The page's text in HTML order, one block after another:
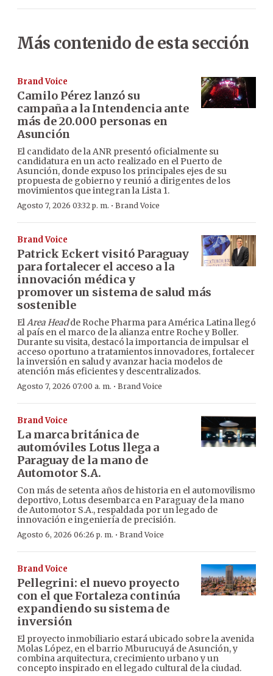
Más contenido de esta sección
Brand Voice
Camilo Pérez lanzó su
campaña a la Intendencia ante
más de 20.000 personas en
Asunción
El candidato de la ANR presentó oficialmente su
candidatura en un acto realizado en el Puerto de
Asunción, donde expuso los principales ejes de su
propuesta de gobierno y reunió a dirigentes de los
movimientos que integran la Lista 1.
Agosto 7, 2026 03:32 p. m. · Brand Voice
Brand Voice
Patrick Eckert visitó Paraguay
para fortalecer el acceso a la
innovación médica y
promover un sistema de salud más
sostenible
ElArea Headde Roche Pharma para América Latina llegó
al país en el marco de la alianza entre Roche y Boller.
Durante su visita, destacó la importancia de impulsar el
acceso oportuno a tratamientos innovadores, fortalecer
la inversión en salud y avanzar hacia modelos de
atención más eficientes y descentralizados.
Agosto 7, 2026 07:00 a. m. · Brand Voice
Brand Voice
La marca británica de
automóviles Lotus llega a
Paraguay de la mano de
Automotor S.A.
Con más de setenta años de historia en el automovilismo
deportivo, Lotus desembarca en Paraguay de la mano
de Automotor S.A., respaldada por un legado de
innovación e ingeniería de precisión.
Agosto 6, 2026 06:26 p. m. · Brand Voice
Brand Voice
Pellegrini: el nuevo proyecto
con el que Fortaleza continúa
expandiendo su sistema de
inversión
El proyecto inmobiliario estará ubicado sobre la avenida
Molas López, en el barrio Mburucuyá de Asunción, y
combina arquitectura, crecimiento urbano y un
concepto inspirado en el legado cultural de la ciudad.